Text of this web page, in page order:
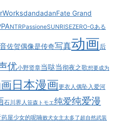
dandadanFate Grand
NTRPassioneSUNRISEZERO-Gある
佐贺偶像是传奇写真动画后
优小野贤章当哒当彻夜之歌想要成为
日本漫画更衣人偶坠入爱河
石川界人笹森トモエ纯爱纯爱漫
药屋少女的呢喃败犬女主太多了超自然武装